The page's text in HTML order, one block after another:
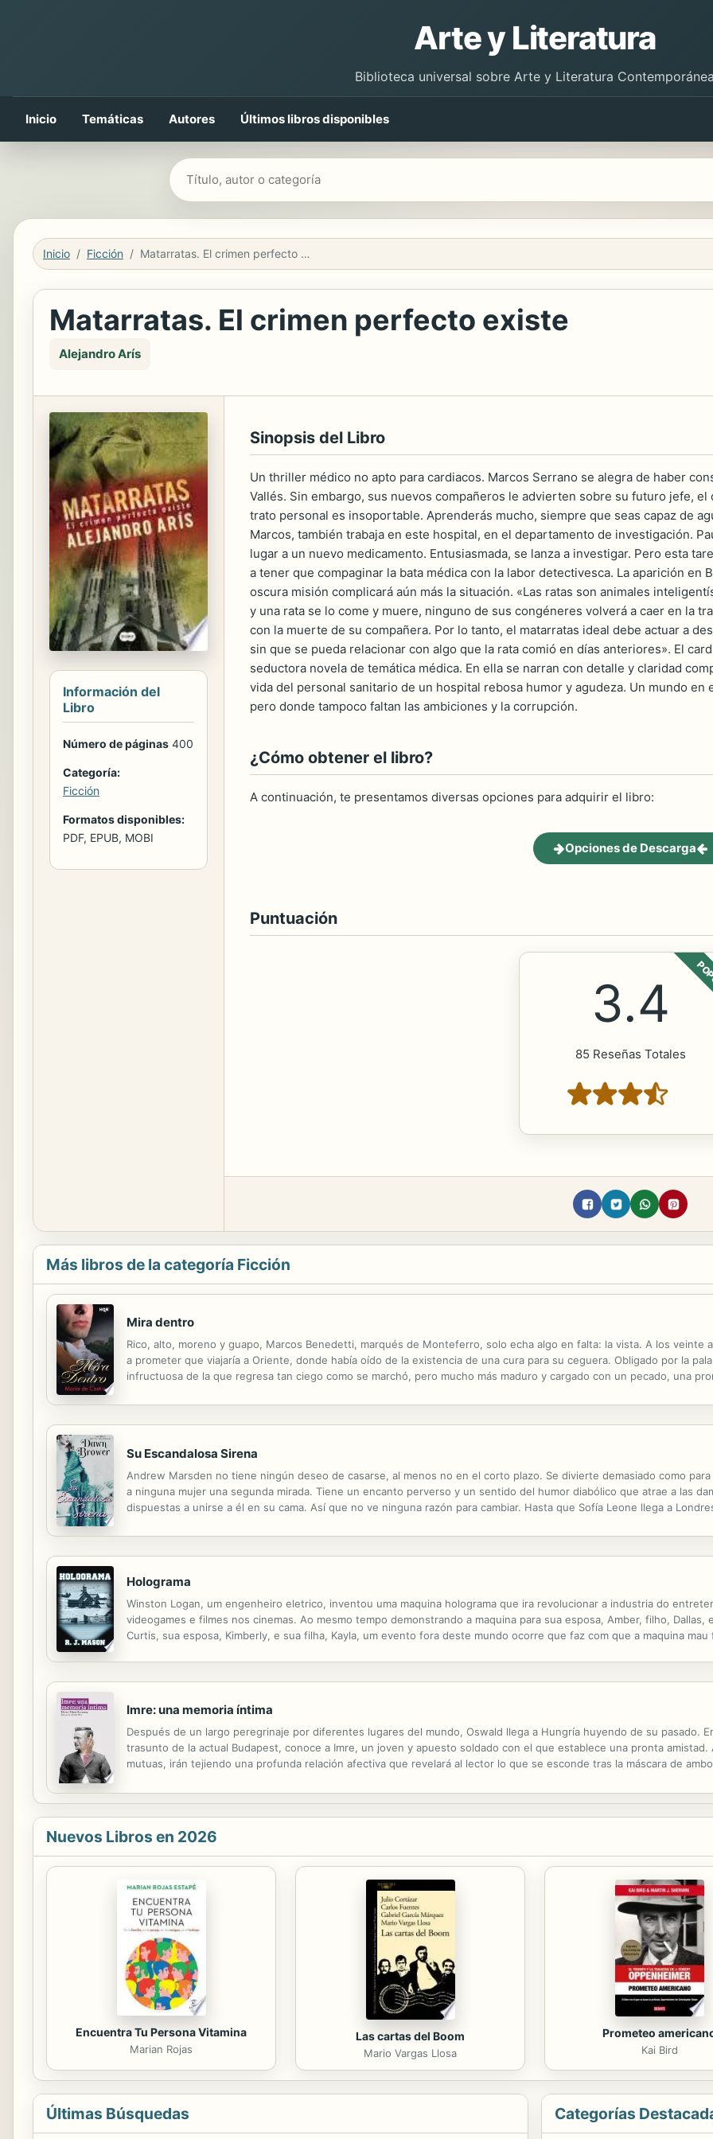
Arte y Literatura
Biblioteca universal sobre Arte y Literatura
Inicio Temáticas Autores Últimos libros disponibles
Buscar libros
Inicio Ficción Matarratas. El crimen perfecto existe
Matarratas. El crimen perfecto existe
Alejandro Arís
Información del
Libro
Número de páginas 400
Categoría:
Ficción
Formatos disponibles:
PDF, EPUB, MOBI
Sinopsis del Libro
Un thriller médico no apto para cardiacos. Marcos Serrano se alegra de haber
Vallés. Sin embargo, sus nuevos compañeros le advierten sobre su futuro jefe,
trato personal es insoportable. Aprenderás mucho, siempre que seas capaz de
Marcos, también trabaja en este hospital, en el departamento de investigación.
lugar a un nuevo medicamento. Entusiasmada, se lanza a investigar. Pero esta
a tener que compaginar la bata médica con la labor detectivesca. La aparición en
oscura misión complicará aún más la situación. «Las ratas son animales
y una rata se lo come y muere, ninguno de sus congéneres volverá a caer en la
con la muerte de su compañera. Por lo tanto, el matarratas ideal debe actuar a
sin que se pueda relacionar con algo que la rata comió en días anteriores». El
seductora novela de temática médica. En ella se narran con detalle y claridad
vida del personal sanitario de un hospital rebosa humor y agudeza. Un mundo
pero donde tampoco faltan las ambiciones y la corrupción.
¿Cómo obtener el libro?
A continuación, te presentamos diversas opciones para adquirir el libro:
Opciones de Descarga
Puntuación
3.4
85 Reseñas Totales
Más libros de la categoría Ficción
Mira dentro
Rico, alto, moreno y guapo, Marcos Benedetti, marqués de Monteferro, solo echa algo en falta: la vista. A los veinte
a prometer que viajaría a Oriente, donde había oído de la existencia de una cura para su ceguera. Obligado por la
infructuosa de la que regresa tan ciego como se marchó, pero mucho más maduro y cargado con un pecado, una
Su Escandalosa Sirena
Andrew Marsden no tiene ningún deseo de casarse, al menos no en el corto plazo. Se divierte demasiado como
a ninguna mujer una segunda mirada. Tiene un encanto perverso y un sentido del humor diabólico que atrae a las
dispuestas a unirse a él en su cama. Así que no ve ninguna razón para cambiar. Hasta que Sofía Leone llega a
Holograma
Winston Logan, um engenheiro eletrico, inventou uma maquina holograma que ira revolucionar a industria do
videogames e filmes nos cinemas. Ao mesmo tempo demonstrando a maquina para sua esposa, Amber, filho,
Curtis, sua esposa, Kimberly, e sua filha, Kayla, um evento fora deste mundo ocorre que faz com que a maquina
Imre: una memoria íntima
Después de un largo peregrinaje por diferentes lugares del mundo, Oswald llega a Hungría huyendo de su pasado.
trasunto de la actual Budapest, conoce a Imre, un joven y apuesto soldado con el que establece una pronta
mutuas, irán tejiendo una profunda relación afectiva que revelará al lector lo que se esconde tras la máscara de
Nuevos Libros en 2026
Encuentra Tu Persona Vitamina
Marian Rojas
Las cartas del Boom
Mario Vargas Llosa
Prometeo
Kai Bird
Últimas Búsquedas Categorías